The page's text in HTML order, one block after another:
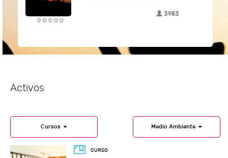
3953
Activos
Cursos Medio Ambiente